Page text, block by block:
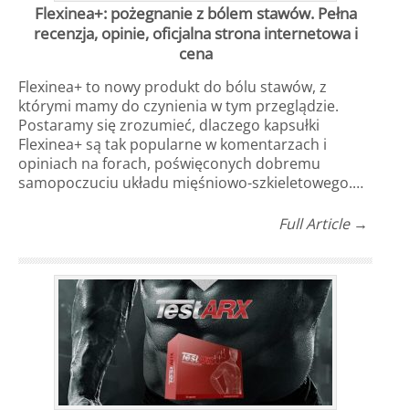
Flexinea+: pożegnanie z bólem stawów. Pełna
recenzja, opinie, oficjalna strona internetowa i
cena
Flexinea+ to nowy produkt do bólu stawów, z
którymi mamy do czynienia w tym przeglądzie.
Postaramy się zrozumieć, dlaczego kapsułki
Flexinea+ są tak popularne w komentarzach i
opiniach na forach, poświęconych dobremu
samopoczuciu układu mięśniowo-szkieletowego.…
Full Article →